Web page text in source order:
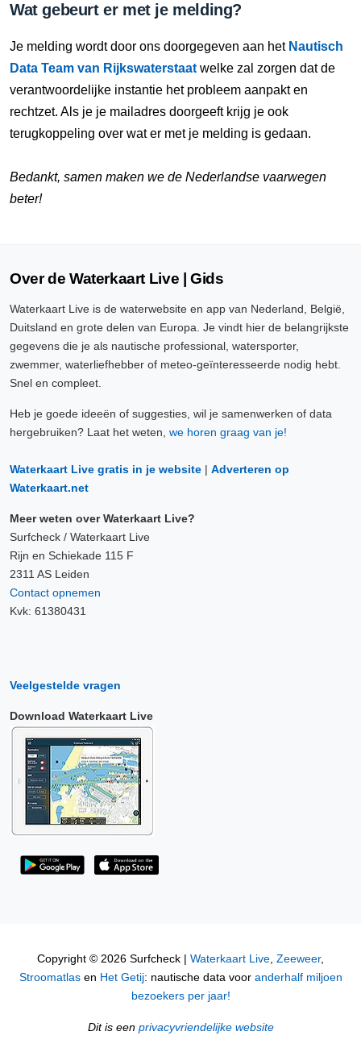
Wat gebeurt er met je melding?
Je melding wordt door ons doorgegeven aan het Nautisch
Data Team van Rijkswaterstaat welke zal zorgen dat de
verantwoordelijke instantie het probleem aanpakt en
rechtzet. Als je je mailadres doorgeeft krijg je ook
terugkoppeling over wat er met je melding is gedaan.
Bedankt, samen maken we de Nederlandse vaarwegen
beter!
Over de Waterkaart Live | Gids
Waterkaart Live is de waterwebsite en app van Nederland, België,
Duitsland en grote delen van Europa. Je vindt hier de belangrijkste
gegevens die je als nautische professional, watersporter,
zwemmer, waterliefhebber of meteo-geïnteresseerde nodig hebt.
Snel en compleet.
Heb je goede ideeën of suggesties, wil je samenwerken of data
hergebruiken? Laat het weten, we horen graag van je!
Waterkaart Live gratis in je website | Adverteren op
Waterkaart.net
Meer weten over Waterkaart Live?
Surfcheck / Waterkaart Live
Rijn en Schiekade 115 F
2311 AS Leiden
Contact opnemen
Kvk: 61380431
Veelgestelde vragen
Download Waterkaart Live
Copyright © 2026 Surfcheck | Waterkaart Live, Zeeweer,
Stroomatlasen Het Getij: nautische data voor anderhalf miljoen
bezoekers per jaar!
Dit is een privacyvriendelijke website